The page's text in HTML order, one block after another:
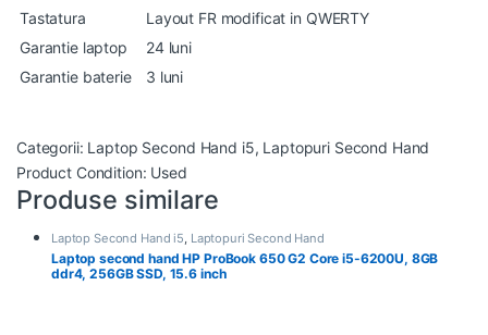
Tastatura
Layout FR modificat in QWERTY
Garantie laptop
24 luni
Garantie baterie
3 luni
Categorii: Laptop Second Hand i5, Laptopuri Second Hand
Product Condition: Used
Produse similare
Laptop Second Hand i5, Laptopuri Second Hand
Laptop second hand HP ProBook 650 G2 Core i5-6200U, 8GB
ddr4, 256GB SSD, 15.6 inch